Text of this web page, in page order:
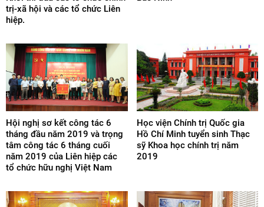
trị-xã hội và các tổ chức Liên
hiệp.
Hội nghị sơ kết công tác 6
tháng đầu năm 2019 và trọng
tâm công tác 6 tháng cuối
năm 2019 của Liên hiệp các
tổ chức hữu nghị Việt Nam
Học viện Chính trị Quốc gia
Hồ Chí Minh tuyển sinh Thạc
sỹ Khoa học chính trị năm
2019